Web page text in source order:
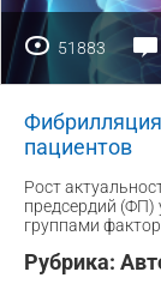
51883
пациентов
Рост
предсердий (ФП)
группами
Рубрика: